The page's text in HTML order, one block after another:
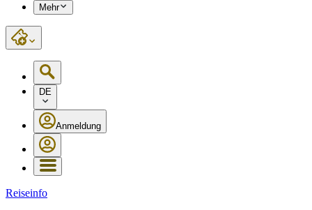
Mehr
DE
Anmeldung
Reiseinfo